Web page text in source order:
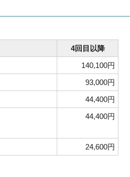
4回目以降
140,100円
93,000円
44,400円
44,400円
24,600円